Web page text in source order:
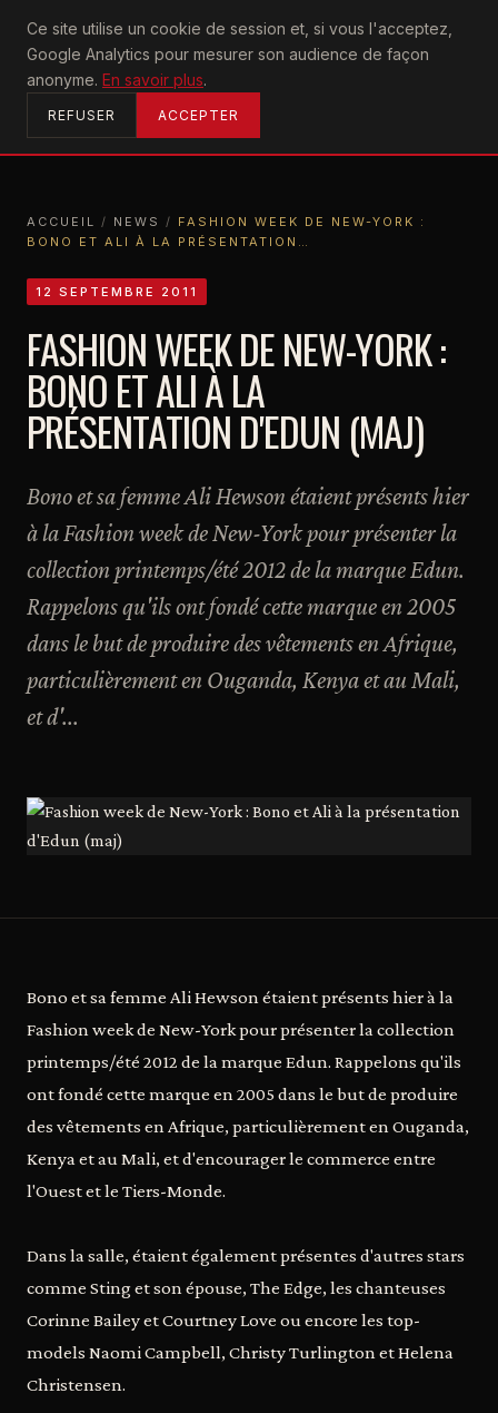
Ce site utilise un cookie de session et, si vous l'acceptez,
Google Analytics pour mesurer son audience de façon
anonyme. En savoir plus.
REFUSER ACCEPTER
U2achtung
ACCUEIL
ACCUEIL / NEWS / FASHION WEEK DE NEW-YORK :
BONO ET ALI À LA PRÉSENTATION…
12 SEPTEMBRE 2011
FASHION WEEK DE NEW-YORK :
BONO ET ALI À LA
PRÉSENTATION D'EDUN (MAJ)
Bono et sa femme Ali Hewson étaient présents hier
à la Fashion week de New-York pour présenter la
collection printemps/été 2012 de la marque Edun.
Rappelons qu'ils ont fondé cette marque en 2005
dans le but de produire des vêtements en Afrique,
particulièrement en Ouganda, Kenya et au Mali,
et d'...
Bono et sa femme Ali Hewson étaient présents hier à la
Fashion week de New-York pour présenter la collection
printemps/été 2012 de la marque Edun. Rappelons qu'ils
ont fondé cette marque en 2005 dans le but de produire
des vêtements en Afrique, particulièrement en Ouganda,
Kenya et au Mali, et d'encourager le commerce entre
l'Ouest et le Tiers-Monde.
Dans la salle, étaient également présentes d'autres stars
comme Sting et son épouse, The Edge, les chanteuses
Corinne Bailey et Courtney Love ou encore les top-
models Naomi Campbell, Christy Turlington et Helena
Christensen.